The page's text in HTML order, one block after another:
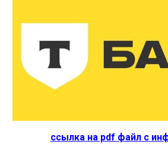
ссылка на pdf файл с